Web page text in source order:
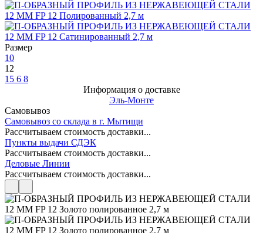
Размер
10
12
15 6 8
Информация о доставке
Эль-Монте
Самовывоз
Самовывоз со склада в г. Мытищи
Рассчитываем стоимость доставки...
Пункты выдачи СДЭК
Рассчитываем стоимость доставки...
Деловые Линии
Рассчитываем стоимость доставки...